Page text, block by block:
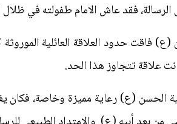
فقد عاش الامام طفولته في ظلال
فاقت حدود العلاقة العائلية
علاقة تتجاوز هذا الحد.
(ع) رعاية مميزة وخاصة، فكان